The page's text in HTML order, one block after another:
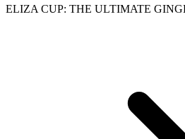
ELIZA CUP: THE ULTIMATE